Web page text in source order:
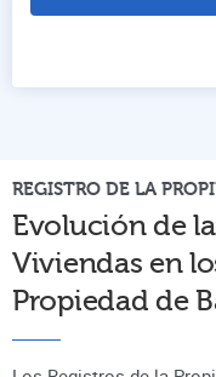
REGISTRO DE LA
Evolución de
Viviendas en
Propiedad de